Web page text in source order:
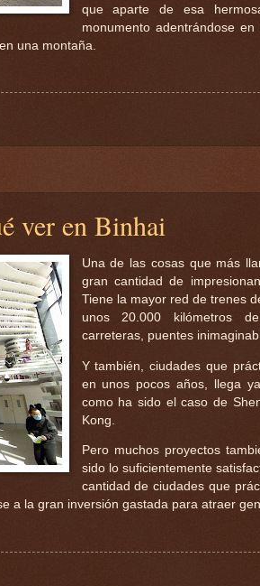
que aparte de esa
monumento adentrándose
una montaña.
ver en Binhai
Una de las cosas que más
gran cantidad de
Tiene la mayor red de trenes
unos 20.000 kilómetros
carreteras, puentes
Y también, ciudades que
en unos pocos años, llega
como ha sido el caso de
Kong.
Pero muchos proyectos
sido lo suficientemente
cantidad de ciudades que
a la gran inversión gastada para atraer